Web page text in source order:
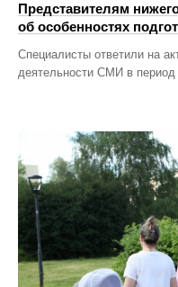
Представителям
об особенностях
Специалисты ответили на
деятельности СМИ в